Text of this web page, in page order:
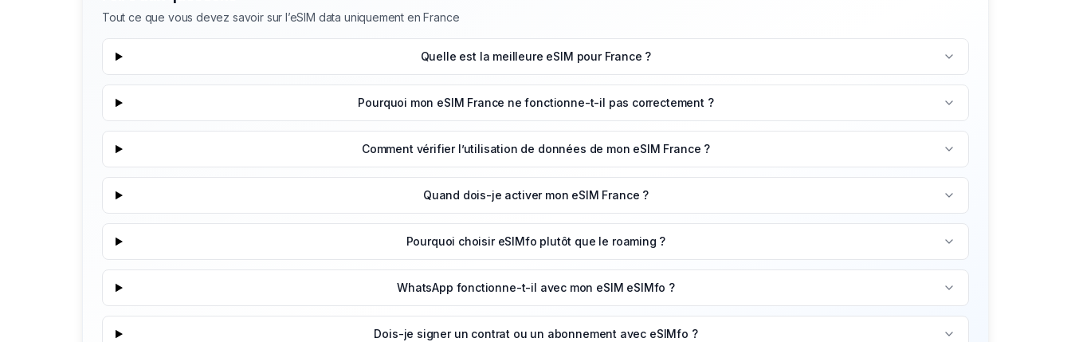
Tout ce que vous devez savoir sur l’eSIM data uniquement en France
Quelle est la meilleure eSIM pour France ?
Pourquoi mon eSIM France ne fonctionne-t-il pas correctement ?
Comment vérifier l’utilisation de données de mon eSIM France ?
Quand dois-je activer mon eSIM France ?
Pourquoi choisir eSIMfo plutôt que le roaming ?
WhatsApp fonctionne-t-il avec mon eSIM eSIMfo ?
Dois-je signer un contrat ou un abonnement avec eSIMfo ?